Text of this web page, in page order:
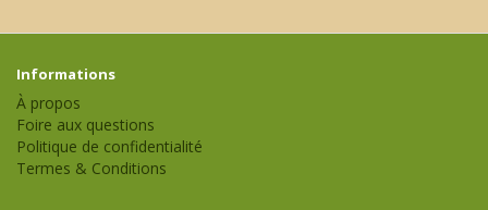
Informations
À propos
Foire aux questions
Politique de confidentialité
Termes & Conditions